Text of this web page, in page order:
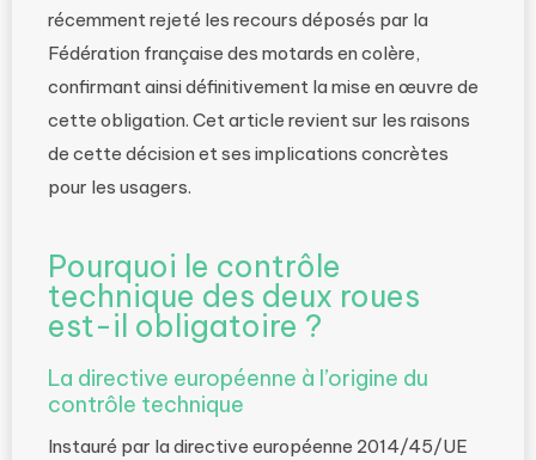
récemment rejeté les recours déposés par la
Fédération française des motards en colère,
confirmant ainsi définitivement la mise en œuvre de
cette obligation. Cet article revient sur les raisons
de cette décision et ses implications concrètes
pour les usagers.
Pourquoi le contrôle
technique des deux roues
est-il obligatoire ?
La directive européenne à l’origine du
contrôle technique
Instauré par la directive européenne 2014/45/UE